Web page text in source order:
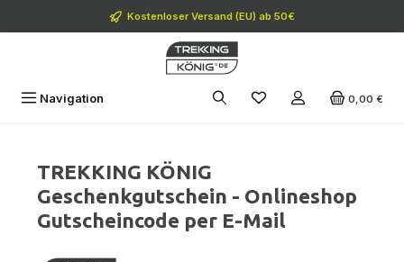
Zum Hauptinhalt springenKostenloser Versand (EU) ab 50€
Navigation 0,00 €
TREKKING KÖNIG
Geschenkgutschein - Onlineshop
Gutscheincode per E-Mail